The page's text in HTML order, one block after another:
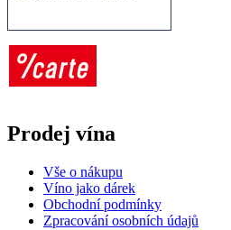
Prodej vína
Vše o nákupu
Víno jako dárek
Obchodní podmínky
Zpracování osobních údajů